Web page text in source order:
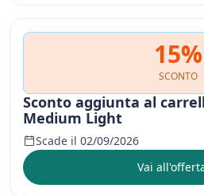
15%
SCONTO
Sconto aggiunta al
Medium Light
Scade il 02/09/2026
Vai